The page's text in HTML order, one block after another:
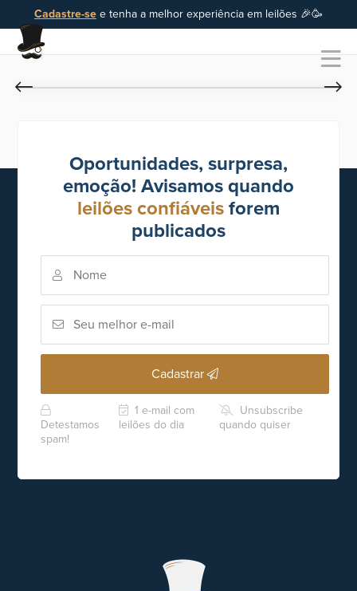
Cadastre-se e tenha a melhor experiência em leilões 🎉🥳
Oportunidades, surpresa,
emoção! Avisamos quando
leilões confiáveis forem
publicados
Cadastrar
Detestamos
spam!
1 e-mail com
leilões do dia
Unsubscribe
quando quiser